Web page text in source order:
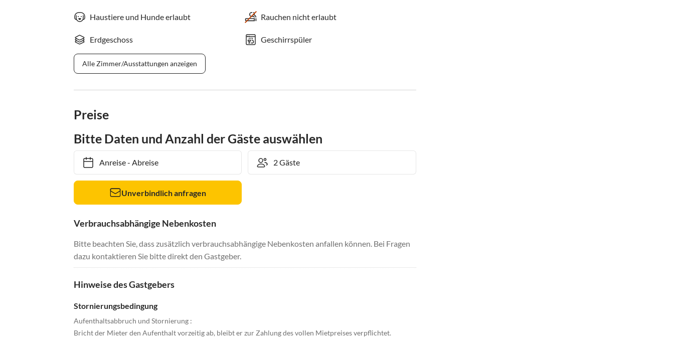
Haustiere und Hunde erlaubt Rauchen nicht erlaubt
Erdgeschoss Geschirrspüler
Alle Zimmer/Ausstattungen anzeigen
Preise
Bitte Daten und Anzahl der Gäste auswählen
Anreise- Abreise
Unverbindlich anfragen
Verbrauchsabhängige Nebenkosten
Bitte beachten Sie, dass zusätzlich verbrauchsabhängige Nebenkosten anfallen können. Bei Fragen
dazu kontaktieren Sie bitte direkt den Gastgeber.
Hinweise des Gastgebers
Stornierungsbedingung
Aufenthaltsabbruch und Stornierung :
Bricht der Mieter den Aufenthalt vorzeitig ab, bleibt er zur Zahlung des vollen Mietpreises verpflichtet.